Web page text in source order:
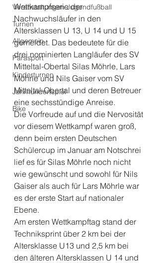
Veranstaltungen Jugendfußball
Turnen
Allgemein
Parasport
Kinderturnen
Jahrhundertspiel
Bike
Wettkampfserie der
Nachwuchsläufer in den
Altersklassen U 13, U 14 und U 15
gemeldet. Das bedeutete für die
drei nominierten Langläufer des SV
Mitteltal-Obertal Silas Möhrle, Lars
Möhrle und Nils Gaiser vom SV
Mitteltal-Obertal und deren Betreuer
eine sechsstündige Anreise.
Die Vorfreude auf und die Nervosität
vor diesem Wettkampf waren groß,
denn beim ersten Deutschen
Schülercup im Januar am Notschrei
lief es für Silas Möhrle noch nicht
wie gewünscht und sowohl für Nils
Gaiser als auch für Lars Möhrle war
es der erste Start auf nationaler
Ebene.
Am ersten Wettkampftag stand der
Techniksprint über 2 km bei der
Altersklasse U13 und 2,5 km bei
den älteren Altersklassen U 14 und